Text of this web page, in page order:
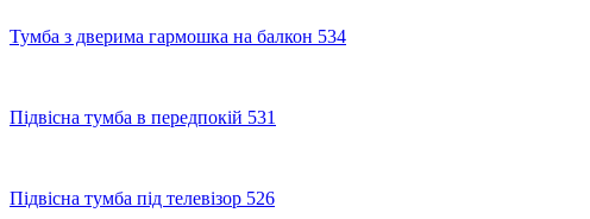
Тумба з дверима гармошка на балкон 534
Підвісна тумба в передпокій 531
Підвісна тумба під телевізор 526